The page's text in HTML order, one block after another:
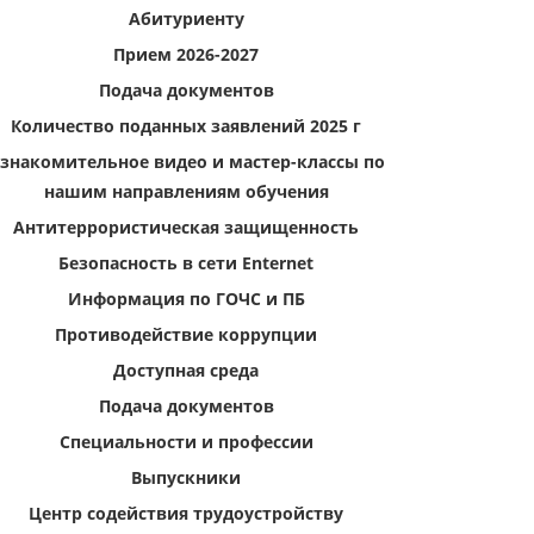
Абитуриенту
Прием 2026-2027
Подача документов
Количество поданных заявлений 2025 г
видео и мастер-классы по
нашим направлениям обучения
Антитеррористическая защищенность
Безопасность в сети Enternet
Информация по ГОЧС и ПБ
Противодействие коррупции
Доступная среда
Подача документов
Специальности и профессии
Выпускники
Центр содействия трудоустройству